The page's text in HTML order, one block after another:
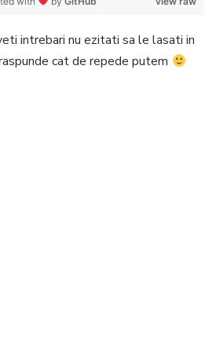
intrebari nu ezitati sa le lasati in
cat de repede putem